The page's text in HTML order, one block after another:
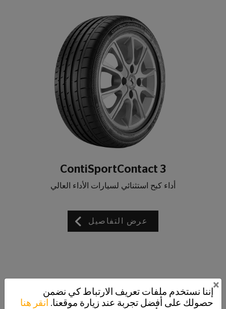
ContiSportContact 3
أداء كبح استثنائي لسيارات الأداء العالي
عرض التفاصيل
إننا نستخدم ملفات تعريف الارتباط كي نضمن
حصولك على أفضل تجربة عند زيارة موقعنا. انقر هنا
×